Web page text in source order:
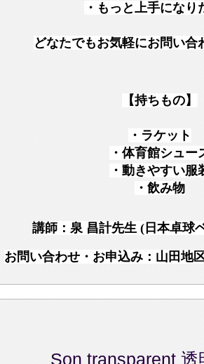
・もっと上手になり
どなたでもお気軽にお問い合
【持ちもの】
・ラケット
・体育館シュー
・動きやすい服
・飲み物
講師：泉 昌計先生 (日本卓球
お問い合わせ・お申込み：山田地
Son transparent 透